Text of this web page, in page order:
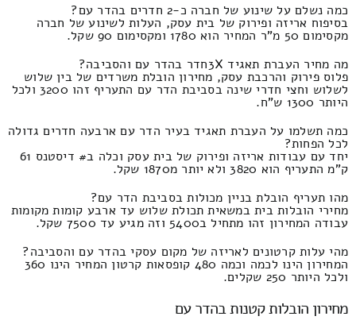
כמה נשלם על שינוע של חברה כ-2 חדרים בהדר עם?
בסיפוח אריזה ופירוק של בית עסק, העלות לשינוע של חברה
מקסימום 50 מ"ר המחיר הוא 1780 ומקסימום 90 שקל.
מה מחיר העברת תאגיד 3Xחדר בהדר עם והסביבה?
פלוס פירוק והרכבת עסק, מחירון הובלת משרדים של בין שלוש
לשלוש וחצי חדרי שינה בסביבת הדר עם התעריף זהו 3200 ולכל
היותר 1300 ש"ח.
כמה תשלמו על העברת תאגיד בעיר הדר עם ארבעה חדרים גדולה
לכל הפחות?
יחד עם עבודות אריזה ופירוק של בית עסק וכלה ב# דיסטנס 61
ק"מ התעריף הוא 3820 ולא יותר מ1870 שקל.
מהו תעריף הובלת בניין מכולות בסביבת הדר עם?
מחירי הובלות בית במשאית תכולת שלוש עד ארבע קומות מקומות
עבודה המחירון זהו מתחיל ב5400 וזה מגיע עד 7500 שקל.
מהי עלות קרטונים לאריזה של מקום עסקי בהדר עם והסביבה?
המחירון הינו לכמה וכמה 480 קופסאות קרטון המחיר הינו 360
ולכל היותר 250 שקלים.
מחירון הובלות קטנות בהדר עם